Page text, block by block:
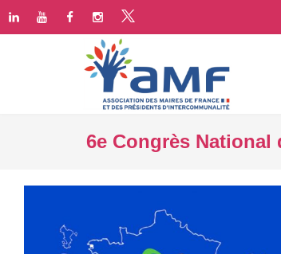
6e Congrès National